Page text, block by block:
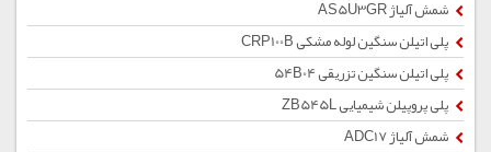
شمش آلیاژ AS5U3GR
پلی اتیلن سنگین لوله مشکی CRP100B
پلی اتیلن سنگین تزریقی 54B04
پلی پروپیلن شیمیایی ZB545L
شمش آلیاژ ADC17